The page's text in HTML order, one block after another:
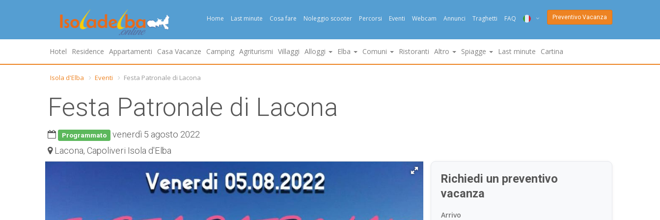
Home Last minute Cosa fare Noleggio scooter Percorsi Eventi Webcam Annunci Traghetti FAQ
ENG
Preventivo Vacanza
Hotel Residence Appartamenti Casa Vacanze Camping Agriturismi Villaggi Alloggi Elba Comuni Ristoranti Altro Spiagge Last minute Cartina
Isola d'Elba Eventi Festa Patronale di Lacona
Festa Patronale di Lacona
Programmato
venerdì 5 agosto 2022
Lacona, Capoliveri Isola d'Elba
Richiedi un preventivo
vacanza
Arrivo